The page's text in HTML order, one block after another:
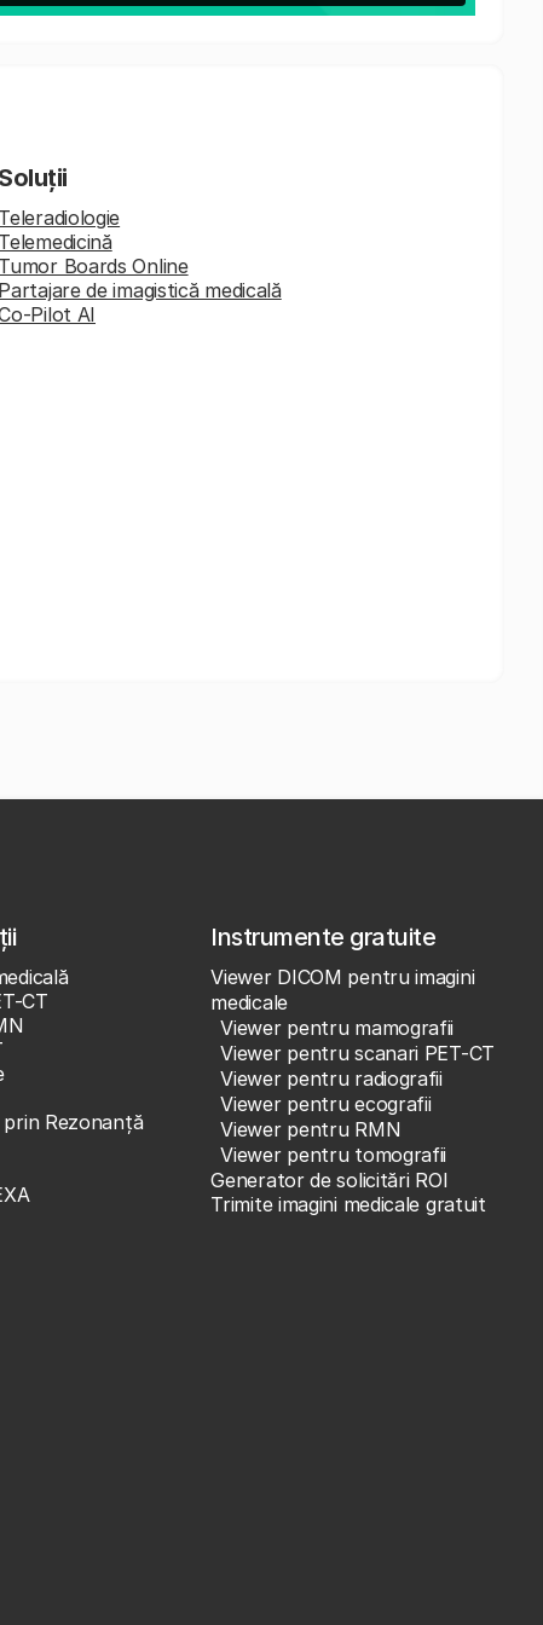
Soluții
Teleradiologie
Telemedicină
Tumor Boards Online
Partajare de imagistică medicală
Pilot AI
CT
Rezonanță
Instrumente gratuite
Viewer DICOM pentru imagini
medicale
Viewer pentru mamografii
Viewer pentru scanari PET-CT
Viewer pentru radiografii
Viewer pentru ecografii
Viewer pentru RMN
Viewer pentru tomografii
Generator de solicitări ROI
Trimite imagini medicale gratuit